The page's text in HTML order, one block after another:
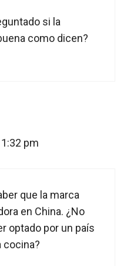
si la
como dicen?
pm
que la marca
en China. ¿No
optado por un país
cocina?